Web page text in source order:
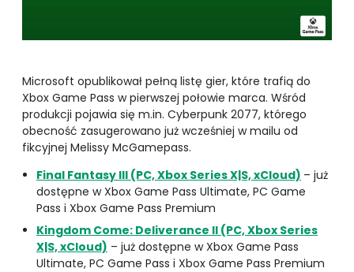
Microsoft opublikował pełną listę gier, które trafią do
Xbox Game Pass w pierwszej połowie marca. Wśród
produkcji pojawia się m.in. Cyberpunk 2077, którego
obecność zasugerowano już wcześniej w mailu od
fikcyjnej Melissy McGamepass.
Final Fantasy III (PC, Xbox Series X|S, xCloud) – już
dostępne w Xbox Game Pass Ultimate, PC Game
Pass i Xbox Game Pass Premium
Kingdom Come: Deliverance II (PC, Xbox Series
X|S, xCloud) – już dostępne w Xbox Game Pass
Ultimate, PC Game Pass i Xbox Game Pass Premium